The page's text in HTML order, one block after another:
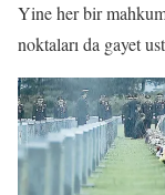
Yine her bir
noktaları da gayet